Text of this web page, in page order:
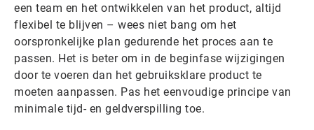
een team en het ontwikkelen van het product, altijd
flexibel te blijven – wees niet bang om het
oorspronkelijke plan gedurende het proces aan te
passen. Het is beter om in de beginfase wijzigingen
door te voeren dan het gebruiksklare product te
moeten aanpassen. Pas het eenvoudige principe van
minimale tijd- en geldverspilling toe.